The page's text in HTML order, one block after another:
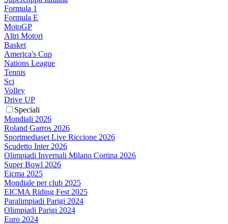
Formula 1
Formula E
MotoGP
Altri Motori
Basket
America's Cup
Nations League
Tennis
Sci
Volley
Drive UP
Speciali
Mondiali 2026
Roland Garros 2026
Sportmediaset Live Riccione 2026
Scudetto Inter 2026
Olimpiadi Invernali Milano Cortina 2026
Super Bowl 2026
Eicma 2025
Mondiale per club 2025
EICMA Riding Fest 2025
Paralimpiadi Parigi 2024
Olimpiadi Parigi 2024
Euro 2024